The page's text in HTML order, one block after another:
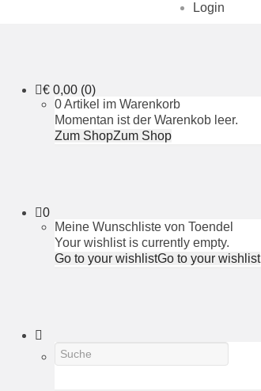
Login
€ 0,00 (0)
0 Artikel im Warenkorb
Momentan ist der Warenkob leer.
Zum ShopZum Shop
0
Meine Wunschliste von Toendel
Your wishlist is currently empty.
Go to your wishlistGo to your wishlist